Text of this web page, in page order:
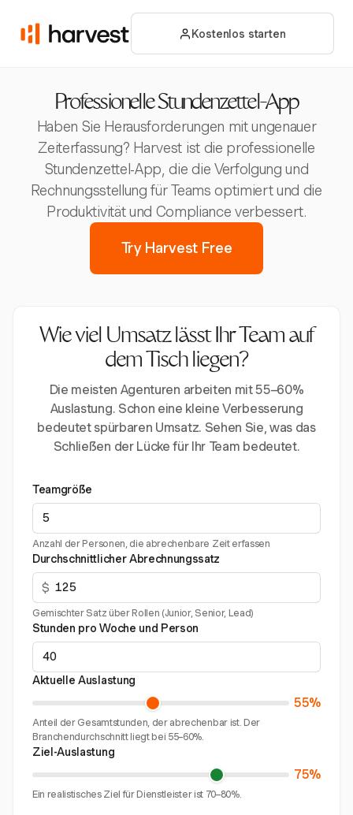
Kostenlos starten
Professionelle Stundenzettel-App
Haben Sie Herausforderungen mit ungenauer
Zeiterfassung? Harvest ist die professionelle
Stundenzettel-App, die die Verfolgung und
Rechnungsstellung für Teams optimiert und die
Produktivität und Compliance verbessert.
Try Harvest Free
Wie viel Umsatz lässt Ihr Team auf
dem Tisch liegen?
Die meisten Agenturen arbeiten mit 55–60%
Auslastung. Schon eine kleine Verbesserung
bedeutet spürbaren Umsatz. Sehen Sie, was das
Schließen der Lücke für Ihr Team bedeutet.
Teamgröße
Anzahl der Personen, die abrechenbare Zeit erfassen
Durchschnittlicher Abrechnungssatz
$
Gemischter Satz über Rollen (Junior, Senior, Lead)
Stunden pro Woche und Person
Aktuelle Auslastung
55%
Anteil der Gesamtstunden, der abrechenbar ist. Der
Branchendurchschnitt liegt bei 55–60%.
Ziel-Auslastung
75%
Ein realistisches Ziel für Dienstleister ist 70–80%.